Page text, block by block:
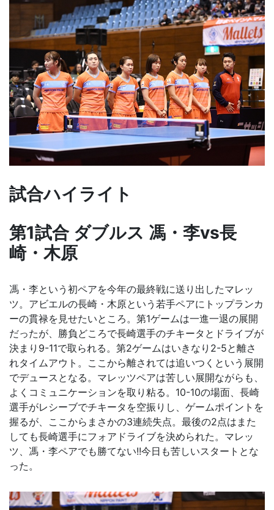
試合ハイライト
第1試合 ダブルス 馮・李vs長
崎・木原
馮・李という初ペアを今年の最終戦に送り出したマレッ
ツ。アビエルの長崎・木原という若手ペアにトップランカ
ーの貫禄を見せたいところ。第1ゲームは一進一退の展開
だったが、勝負どころで長崎選手のチキータとドライブが
決まり9-11で取られる。第2ゲームはいきなり2-5と離さ
れタイムアウト。ここから離されては追いつくという展開
でデュースとなる。マレッツペアは苦しい展開ながらも、
よくコミュニケーションを取り粘る。10-10の場面、長崎
選手がレシーブでチキータを空振りし、ゲームポイントを
握るが、ここからまさかの3連続失点。最後の2点はまた
しても長崎選手にフォアドライブを決められた。マレッ
ツ、馮・李ペアでも勝てない!!今日も苦しいスタートとな
った。